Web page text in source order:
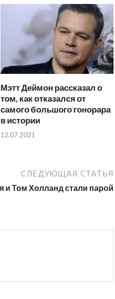
Мэтт Деймон рассказал о
том, как отказался от
самого большого гонорара
в истории
12.07.2021
СЛЕДУЮЩАЯ СТАТЬЯ
и Том Холланд стали парой